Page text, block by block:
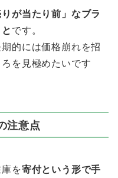
りが当たり前」なブラ
です。
的には価格崩れを招
を見極めたいです
注意点
を寄付という形で手